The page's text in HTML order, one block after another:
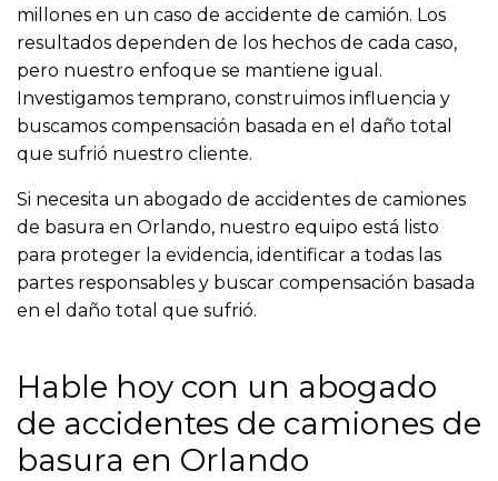
millones en un caso de accidente de camión. Los
resultados dependen de los hechos de cada caso,
pero nuestro enfoque se mantiene igual.
Investigamos temprano, construimos influencia y
buscamos compensación basada en el daño total
que sufrió nuestro cliente.
Si necesita un abogado de accidentes de camiones
de basura en Orlando, nuestro equipo está listo
para proteger la evidencia, identificar a todas las
partes responsables y buscar compensación basada
en el daño total que sufrió.
Hable hoy con un abogado
de accidentes de camiones de
basura en Orlando